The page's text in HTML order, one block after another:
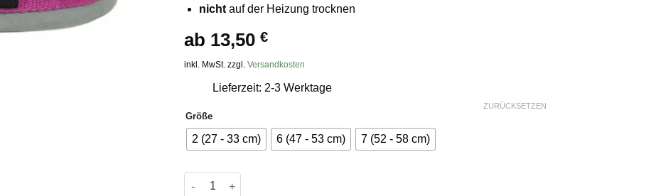
nichtauf der Heizung trocknen
ab 13,50 €
inkl. MwSt. zzgl. Versandkosten
Lieferzeit: 2-3 Werktage
Größe
2 (27 - 33 cm) 6 (47 - 53 cm) 7 (52 - 58 cm)
ZURÜCKSETZEN
Zugstopphalsband Fun grau/pink Menge